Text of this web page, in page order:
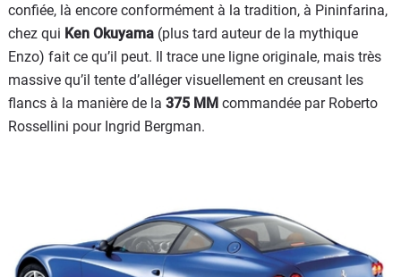
confiée, là encore conformément à la tradition, à Pininfarina,
chez qui Ken Okuyama (plus tard auteur de la mythique
Enzo) fait ce qu’il peut. Il trace une ligne originale, mais très
massive qu’il tente d’alléger visuellement en creusant les
flancs à la manière de la 375 MM commandée par Roberto
Rossellini pour Ingrid Bergman.